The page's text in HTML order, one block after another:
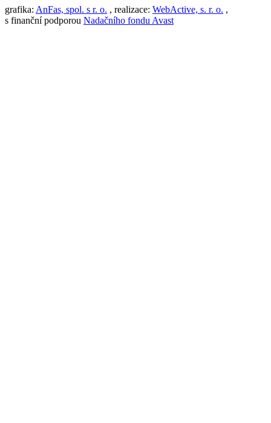
grafika: AnFas, spol. s r. o. , realizace: WebActive, s. r. o. ,
s finanční podporou Nadačního fondu Avast